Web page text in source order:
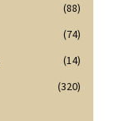
(88)
(74)
(14)
(320)